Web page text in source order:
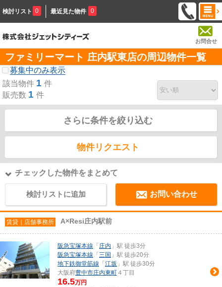
検討リスト 0 最近見た物件 0
お問合せ
ファミリーマート 庄内駅東店の周辺物件一覧
募集中のみ表示
該当物件 1 件
販売数 1 件
さらに条件を絞り込む
物件リクエスト
チェックした物件をまとめて
検討リストに追加 お問い合わせ
賃貸｜店舗事務所 A×Resi庄内駅前
阪急宝塚本線 「 庄内 」駅 徒歩3分
阪急宝塚本線 「 三国 」駅 徒歩20分
地下鉄御堂筋線 「 江坂 」駅 徒歩30分
大阪府豊中市庄内東町 ４丁目
16.5万円